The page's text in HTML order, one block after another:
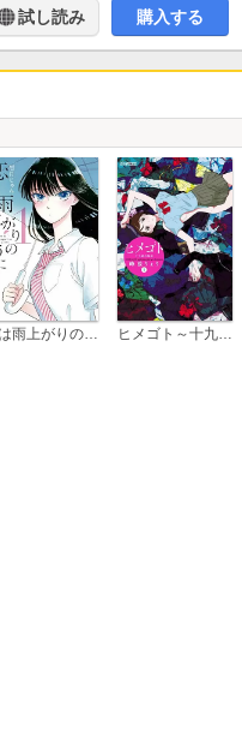
試し読み 購入する
恋は雨上がりのように ヒメゴト～十九歳の制服～